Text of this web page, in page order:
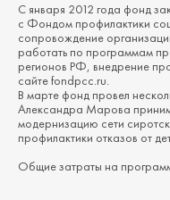
С января 2012 года фонд
с Фондом профилактики
сопровождение
работать по программам
регионов РФ, внедрение
сайте fondpcc.ru.
В марте фонд провел
Александра Марова
модернизацию сети
профилактики отказов от
Общие затраты на